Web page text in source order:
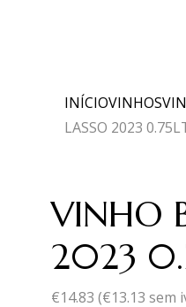
INÍCIOVINHOS
LASSO 2023
VINHO
2023
€14.83 (€13.13 sem